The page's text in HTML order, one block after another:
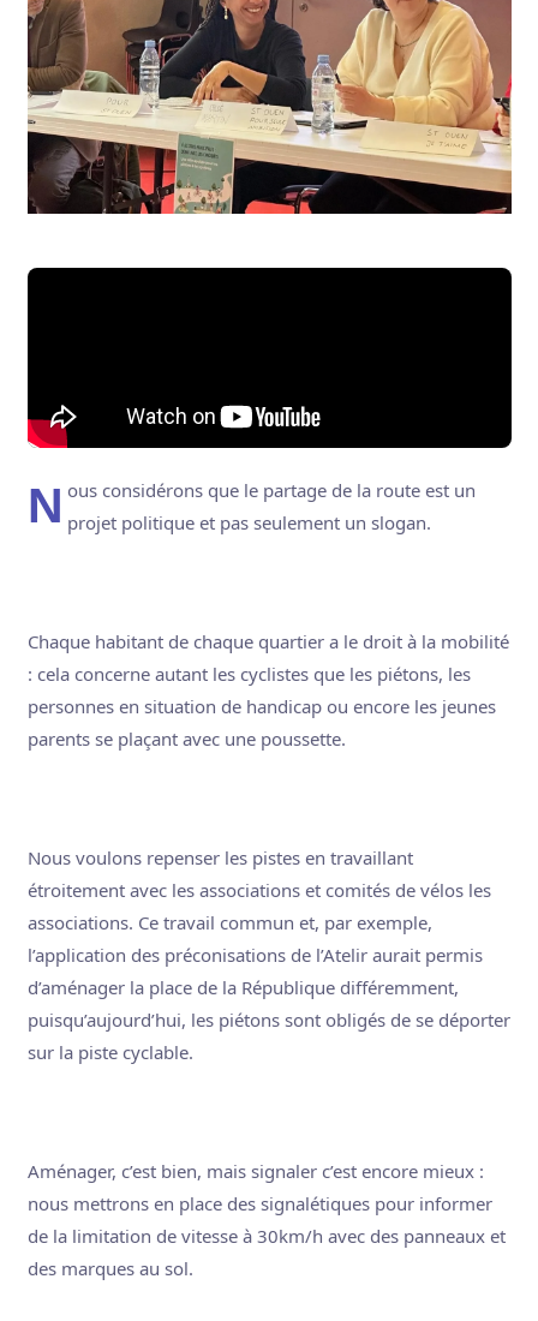
Nous considérons que le partage de la route est un projet politique et pas seulement un slogan.
Chaque habitant de chaque quartier a le droit à la mobilité
: cela concerne autant les cyclistes que les piétons, les
personnes en situation de handicap ou encore les jeunes
parents se plaçant avec une poussette.
Nous voulons repenser les pistes en travaillant
étroitement avec les associations et comités de vélos les
associations. Ce travail commun et, par exemple,
l’application des préconisations de l’Atelir aurait permis
d’aménager la place de la République différemment,
puisqu’aujourd’hui, les piétons sont obligés de se déporter
sur la piste cyclable.
Aménager, c’est bien, mais signaler c’est encore mieux :
nous mettrons en place des signalétiques pour informer
de la limitation de vitesse à 30km/h avec des panneaux et
des marques au sol.